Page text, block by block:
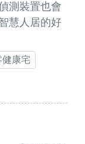
測裝置也會
慧人居的好
健康宅